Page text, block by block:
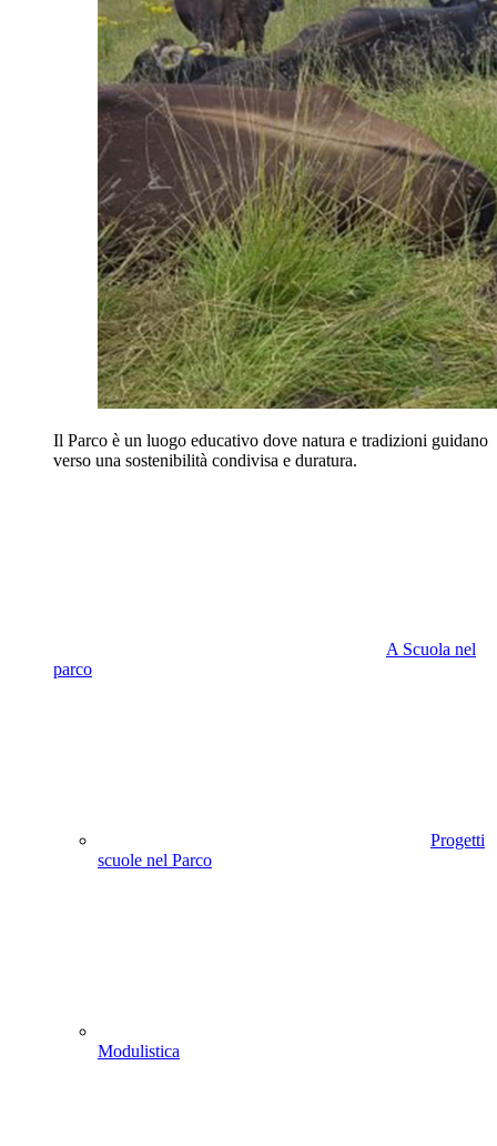
Il Parco è un luogo educativo dove natura e tradizioni guidano
verso una sostenibilità condivisa e duratura.
A Scuola nel
parco
Progetti
scuole nel Parco
Modulistica